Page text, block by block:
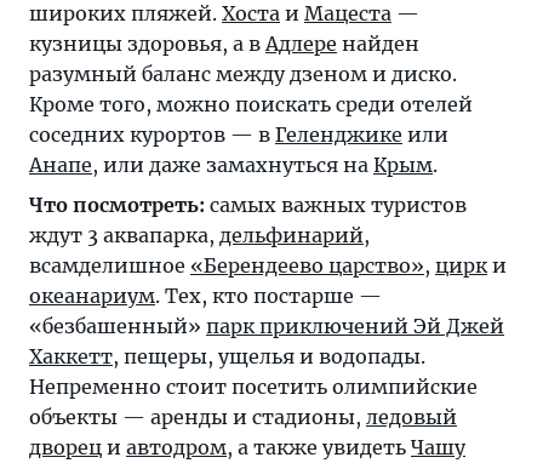
широких пляжей. Хоста и Мацеста —
кузницы здоровья, а вАдлере найден
разумный баланс между дзеном и диско.
Кроме того, можно поискать среди отелей
соседних курортов — в Геленджике или
Анапе, или даже замахнуться на Крым.
Что посмотреть: самых важных туристов
ждут 3 аквапарка, дельфинарий,
всамделишное «Берендеево царство», цирки
океанариум. Тех, кто постарше —
«безбашенный» парк приключений Эй Джей
Хаккетт, пещеры, ущелья и водопады.
Непременно стоит посетить олимпийские
объекты — аренды и стадионы, ледовый
дворец и автодром, а также увидеть Чашу